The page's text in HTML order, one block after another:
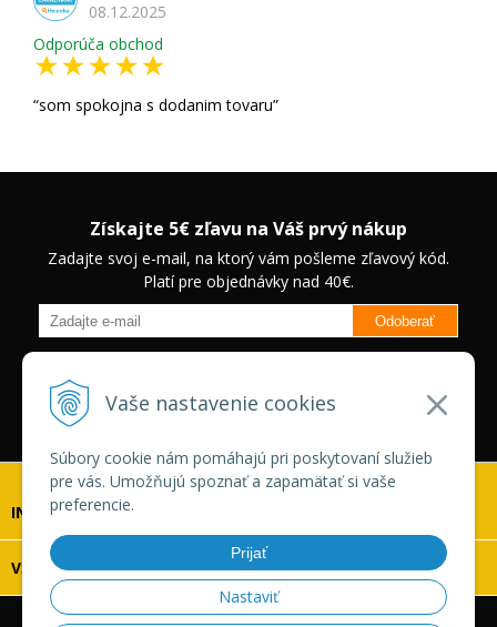
Vaše nastavenie cookies
Súbory cookie nám pomáhajú pri poskytovaní služieb
pre vás. Umožňujú spoznať a zapamätať si vaše
preferencie.
Prijať
Nastaviť
08.12.2025
Odporúča obchod
som spokojna s dodanim tovaru
Získajte 5€ zľavu na Váš prvý nákup
Zadajte svoj e-mail, na ktorý vám pošleme zľavový kód.
Platí pre objednávky nad 40€.
Odoberať
zľavách na vybrané produkty.
Neplatí pre Veľkoobchodných
zákazníkov.
INFOLINKA
VŠETKO O NÁKUPE